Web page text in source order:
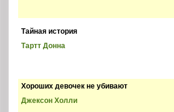
Тайная история
Тартт Донна
Хороших девочек не убивают
Джексон Холли